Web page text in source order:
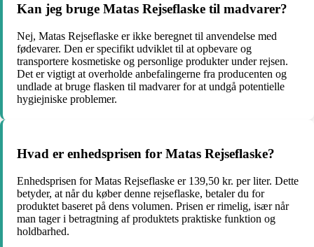
Kan jeg bruge Matas Rejseflaske til madvarer?
Nej, Matas Rejseflaske er ikke beregnet til anvendelse med
fødevarer. Den er specifikt udviklet til at opbevare og
transportere kosmetiske og personlige produkter under rejsen.
Det er vigtigt at overholde anbefalingerne fra producenten og
undlade at bruge flasken til madvarer for at undgå potentielle
hygiejniske problemer.
Hvad er enhedsprisen for Matas Rejseflaske?
Enhedsprisen for Matas Rejseflaske er 139,50 kr. per liter. Dette
betyder, at når du køber denne rejseflaske, betaler du for
produktet baseret på dens volumen. Prisen er rimelig, især når
man tager i betragtning af produktets praktiske funktion og
holdbarhed.